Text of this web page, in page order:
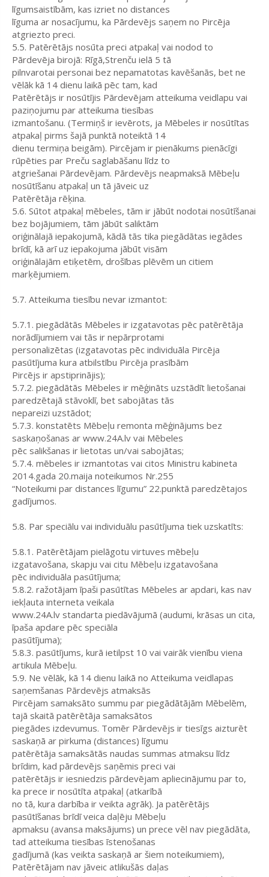
līgumsaistībām, kas izriet no distances
līguma ar nosacījumu, ka Pārdevējs saņem no Pircēja
atgriezto preci.
5.5. Patērētājs nosūta preci atpakaļ vai nodod to
Pārdevēja birojā: Rīgā,Strenču ielā 5 tā
pilnvarotai personai bez nepamatotas kavēšanās, bet ne
vēlāk kā 14 dienu laikā pēc tam, kad
Patērētājs ir nosūtījis Pārdevējam atteikuma veidlapu vai
paziņojumu par atteikuma tiesības
izmantošanu. (Termiņš ir ievērots, ja Mēbeles ir nosūtītas
atpakaļ pirms šajā punktā noteiktā 14
dienu termiņa beigām). Pircējam ir pienākums pienācīgi
rūpēties par Preču saglabāšanu līdz to
atgriešanai Pārdevējam. Pārdevējs neapmaksā Mēbeļu
nosūtīšanu atpakaļ un tā jāveic uz
Patērētāja rēķina.
5.6. Sūtot atpakaļ mēbeles, tām ir jābūt nodotai nosūtīšanai
bez bojājumiem, tām jābūt saliktām
oriģinālajā iepakojumā, kādā tās tika piegādātas iegādes
brīdī, kā arī uz iepakojuma jābūt visām
oriģinālajām etiķetēm, drošības plēvēm un citiem
marķējumiem.
5.7. Atteikuma tiesību nevar izmantot:
5.7.1. piegādātās Mēbeles ir izgatavotas pēc patērētāja
norādījumiem vai tās ir nepārprotami
personalizētas (izgatavotas pēc individuāla Pircēja
pasūtījuma kura atbilstību Pircēja prasībām
Pircējs ir apstiprinājis);
5.7.2. piegādātās Mēbeles ir mēģināts uzstādīt lietošanai
paredzētajā stāvoklī, bet sabojātas tās
nepareizi uzstādot;
5.7.3. konstatēts Mēbeļu remonta mēģinājums bez
saskaņošanas ar www.24A.lv vai Mēbeles
pēc salikšanas ir lietotas un/vai sabojātas;
5.7.4. mēbeles ir izmantotas vai citos Ministru kabineta
2014.gada 20.maija noteikumos Nr.255
“Noteikumi par distances līgumu” 22.punktā paredzētajos
gadījumos.
5.8. Par speciālu vai individuālu pasūtījuma tiek uzskatīts:
5.8.1. Patērētājam pielāgotu virtuves mēbeļu
izgatavošana, skapju vai citu Mēbeļu izgatavošana
pēc individuāla pasūtījuma;
5.8.2. ražotājam īpaši pasūtītas Mēbeles ar apdari, kas nav
iekļauta interneta veikala
www.24A.lv standarta piedāvājumā (audumi, krāsas un cita,
īpaša apdare pēc speciāla
pasūtījuma);
5.8.3. pasūtījums, kurā ietilpst 10 vai vairāk vienību viena
artikula Mēbeļu.
5.9. Ne vēlāk, kā 14 dienu laikā no Atteikuma veidlapas
saņemšanas Pārdevējs atmaksās
Pircējam samaksāto summu par piegādātājām Mēbelēm,
tajā skaitā patērētāja samaksātos
piegādes izdevumus. Tomēr Pārdevējs ir tiesīgs aizturēt
saskaņā ar pirkuma (distances) līgumu
patērētāja samaksātās naudas summas atmaksu līdz
brīdim, kad pārdevējs saņēmis preci vai
patērētājs ir iesniedzis pārdevējam apliecinājumu par to,
ka prece ir nosūtīta atpakaļ (atkarībā
no tā, kura darbība ir veikta agrāk). Ja patērētājs
pasūtīšanas brīdī veica daļēju Mēbeļu
apmaksu (avansa maksājums) un prece vēl nav piegādāta,
tad atteikuma tiesības īstenošanas
gadījumā (kas veikta saskaņā ar šiem noteikumiem),
Patērētājam nav jāveic atlikušās daļas